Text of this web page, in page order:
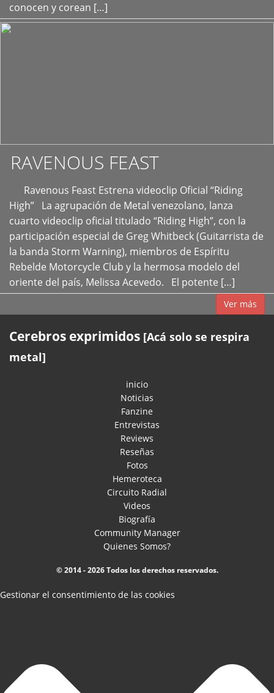
conocen y corean […]
RAVENOUS FEAST
Ravenous Feast Estrena videoclip Oficial “Riding
High” La agrupación de Metal venezolano, lanza
cuarto videoclip oficial titulado “Riding High”, con la
participación especial de Greg Whitbeck (Guitarrista de
la banda Storm Warning), miembros de Espíritu
Rebelde Motorcycle Club y la hermosa modelo del
oriente del país, Melissa Acevedo. El potente […]
Ver más
Cerebros exprimidos [Acá solo se respira
metal]
inicio
Noticias
Fanzine
Entrevistas
Reviews
Reseñas
Fotos
Hemeroteca
Circuito Radial
Videos
Biografía
Community Manager
Quienes Somos?
© 2014 - 2026 Todos los derechos reservados.
Gestionar el consentimiento de las cookies